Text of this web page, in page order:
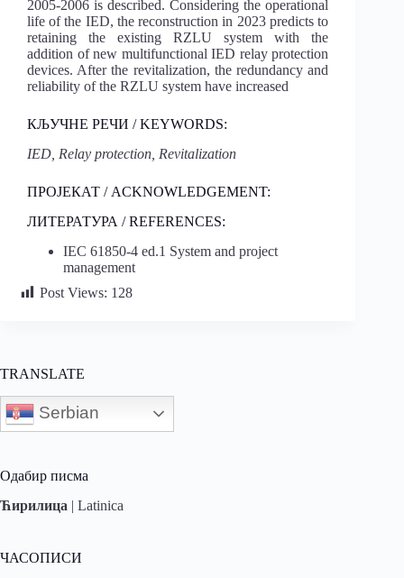
2005-2006 is described. Considering the operational
life of the IED, the reconstruction in 2023 predicts to
retaining the existing RZLU system with the
addition of new multifunctional IED relay protection
devices. After the revitalization, the redundancy and
reliability of the RZLU system have increased
КЉУЧНЕ РЕЧИ / KEYWORDS:
IED, Relay protection, Revitalization
ПРОЈЕКАТ / ACKNOWLEDGEMENT:
ЛИТЕРАТУРА / REFERENCES:
IEC 61850-4 ed.1 System and project
management
Post Views: 128
TRANSLATE
Serbian
Одабир писма
Ћирилица | Latinica
ЧАСОПИСИ